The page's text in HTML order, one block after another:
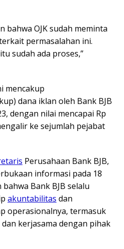
bahwa OJK sudah meminta
permasalahan ini.
sudah ada proses,”
mencakup
dana iklan oleh Bank BJB
dengan nilai mencapai Rp
ke sejumlah pejabat
Perusahaan Bank BJB,
informasi pada 18
Bank BJB selalu
akuntabilitas dan
operasionalnya, termasuk
kerjasama dengan pihak